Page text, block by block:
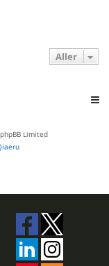
Aller
Limited